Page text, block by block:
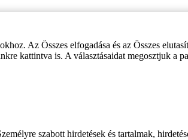
Az Összes elfogadása és az Összes
kattintva is. A választásaidat megosztjuk a
szabott hirdetések és tartalmak,